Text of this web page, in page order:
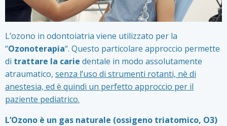
L’ozono in odontoiatria viene utilizzato per la
“Ozonoterapia“. Questo particolare approccio permette
di trattare la carie dentale in modo assolutamente
atraumatico, senza l’uso di strumenti rotanti, nè di
anestesia, ed è quindi un perfetto approccio per il
paziente pediatrico.
L’Ozono è un gas naturale (ossigeno triatomico, O3)